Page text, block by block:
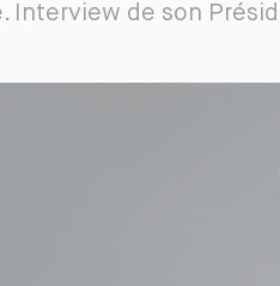
Interview de son